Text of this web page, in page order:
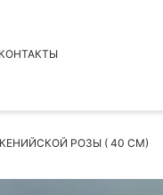
КОНТАКТЫ
РОЗЫ ( 40 СМ)